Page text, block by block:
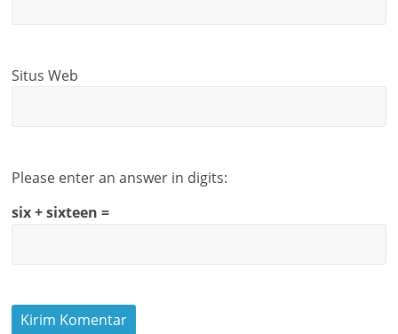
Situs Web
Please enter an answer in digits:
six + sixteen =